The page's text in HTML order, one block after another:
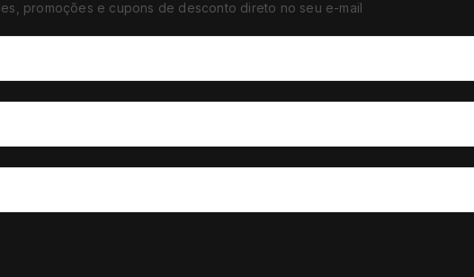
promoções e cupons de desconto direto no seu e-mail